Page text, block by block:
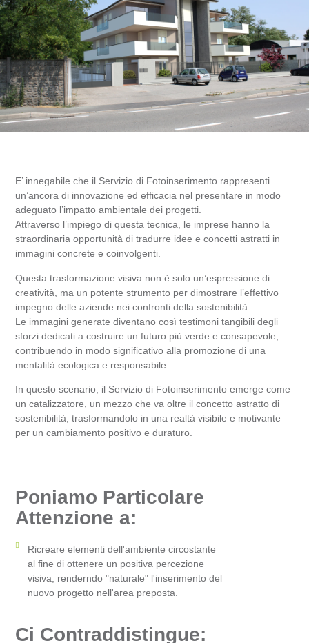
E’ innegabile che il Servizio di Fotoinserimento rappresenti
un’ancora di innovazione ed efficacia nel presentare in modo
adeguato l’impatto ambientale dei progetti.
Attraverso l’impiego di questa tecnica, le imprese hanno la
straordinaria opportunità di tradurre idee e concetti astratti in
immagini concrete e coinvolgenti.
Questa trasformazione visiva non è solo un’espressione di
creatività, ma un potente strumento per dimostrare l’effettivo
impegno delle aziende nei confronti della sostenibilità.
Le immagini generate diventano così testimoni tangibili degli
sforzi dedicati a costruire un futuro più verde e consapevole,
contribuendo in modo significativo alla promozione di una
mentalità ecologica e responsabile.
In questo scenario, il Servizio di Fotoinserimento emerge come
un catalizzatore, un mezzo che va oltre il concetto astratto di
sostenibilità, trasformandolo in una realtà visibile e motivante
per un cambiamento positivo e duraturo.
Poniamo Particolare
Attenzione a:
Ricreare elementi dell'ambiente circostante
al fine di ottenere un positiva percezione
visiva, renderndo "naturale" l'inserimento del
nuovo progetto nell'area preposta.
Ci Contraddistingue: